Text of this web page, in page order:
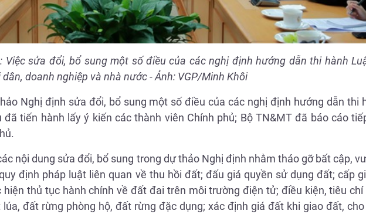
Việc sửa đổi, bổ sung một số điều của các nghị định hướng dẫn thi hành
doanh nghiệp và nhà nước - Ảnh: VGP/Minh Khôi
Nghị định sửa đổi, bổ sung một số điều của các nghị định hướng dẫn thi
tiến hành lấy ý kiến các thành viên Chính phủ; Bộ TN&MT đã báo cáo
nội dung sửa đổi, bổ sung trong dự thảo Nghị định nhằm tháo gỡ bất cập,
định pháp luật liên quan về thu hồi đất; đấu giá quyền sử dụng đất; cấp
thủ tục hành chính về đất đai trên môi trường điện tử; điều kiện, tiêu chí
đất rừng phòng hộ, đất rừng đặc dụng; xác định giá đất khi giao đất,